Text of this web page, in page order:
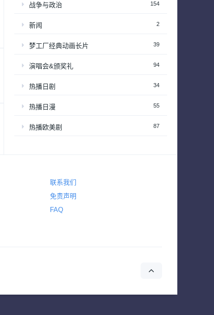
战争与政治 154
新闻 2
梦工厂经典动画长片 39
演唱会&颁奖礼 94
热播日剧 34
热播日漫 55
热播欧美剧 87
720
联系我们
免责声明
FAQ